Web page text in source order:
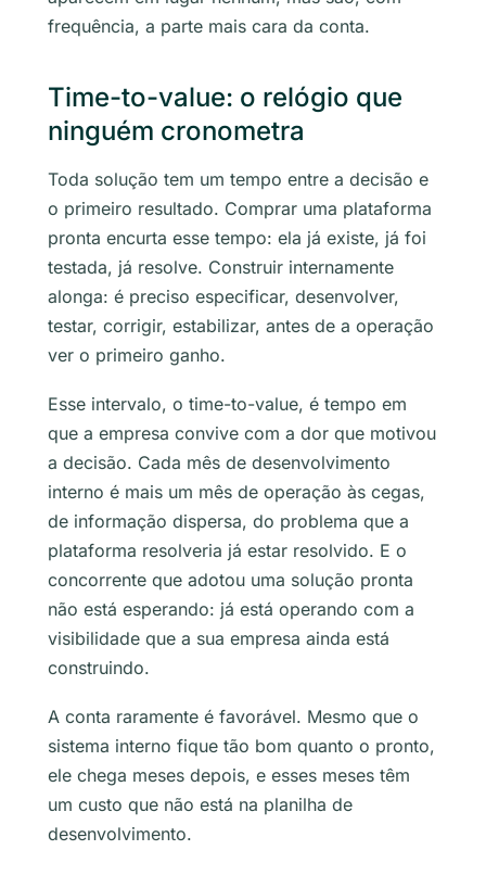
frequência, a parte mais cara da conta.
Time-to-value: o relógio que
ninguém cronometra
Toda solução tem um tempo entre a decisão e
o primeiro resultado. Comprar uma plataforma
pronta encurta esse tempo: ela já existe, já foi
testada, já resolve. Construir internamente
alonga: é preciso especificar, desenvolver,
testar, corrigir, estabilizar, antes de a operação
ver o primeiro ganho.
Esse intervalo, o time-to-value, é tempo em
que a empresa convive com a dor que motivou
a decisão. Cada mês de desenvolvimento
interno é mais um mês de operação às cegas,
de informação dispersa, do problema que a
plataforma resolveria já estar resolvido. E o
concorrente que adotou uma solução pronta
não está esperando: já está operando com a
visibilidade que a sua empresa ainda está
construindo.
A conta raramente é favorável. Mesmo que o
sistema interno fique tão bom quanto o pronto,
ele chega meses depois, e esses meses têm
um custo que não está na planilha de
desenvolvimento.